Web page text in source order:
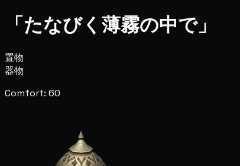
「たなびく薄霧の中で」
置物
器物
Comfort: 60